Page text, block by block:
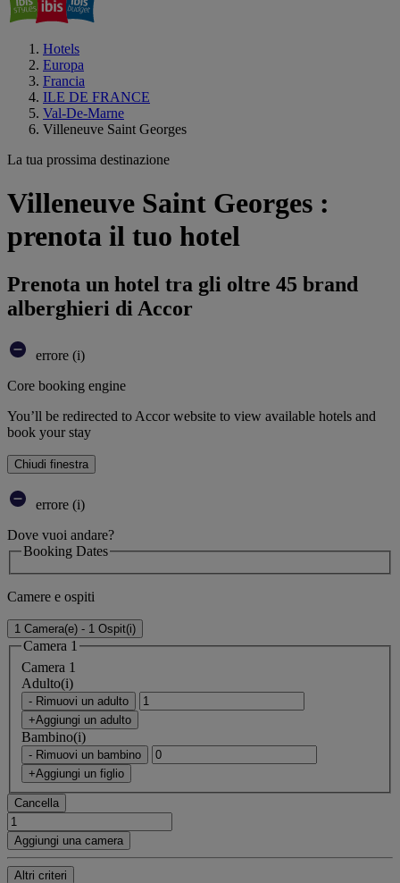
Hotels
Europa
Francia
ILE DE FRANCE
Val-De-Marne
Villeneuve Saint Georges
La tua prossima destinazione
Villeneuve Saint Georges :
prenota il tuo hotel
Prenota un hotel tra gli oltre 45 brand
alberghieri di Accor
errore (i)
Core booking engine
You’ll be redirected to Accor website to view available hotels and
book your stay
Chiudi finestra
errore (i)
Dove vuoi andare?
Booking Dates
Camere e ospiti
1 Camera(e) - 1 Ospit(i)
Camera 1
Camera 1
Adulto(i)
- Rimuovi un adulto
+Aggiungi un adulto
Bambino(i)
- Rimuovi un bambino
+Aggiungi un figlio
Cancella
Aggiungi una camera
Altri criteri